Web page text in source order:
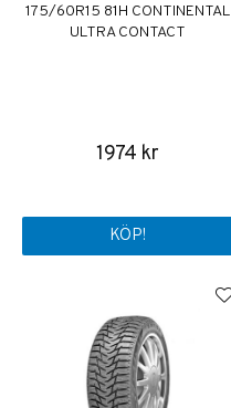
175/60R15 81H CONTINENTAL
ULTRA CONTACT
1974 kr
KÖP!